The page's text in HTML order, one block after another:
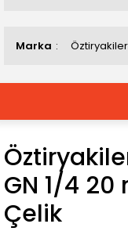
Marka Öztiryakiler
GN 1/4
Çelik